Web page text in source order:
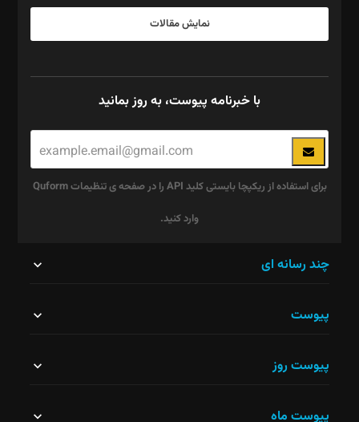
نمایش مقالات
با خبرنامه پیوست، به روز بمانید
برای استفاده از ریکپچا بایستی کلید API را در صفحه ی تنظیمات Quform
وارد کنید.
نباید
شود.
چند رسانه ای
پیوست
پیوست روز
پیوست ماه